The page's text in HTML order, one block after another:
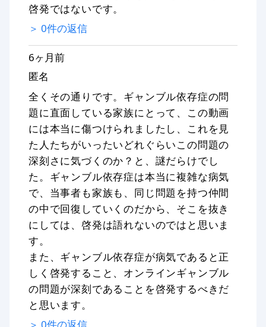
啓発ではないです。
＞ 0件の返信
6ヶ月前
匿名
全くその通りです。ギャンブル依存症の問
題に直面している家族にとって、この動画
には本当に傷つけられましたし、これを見
た人たちがいったいどれぐらいこの問題の
深刻さに気づくのか？と、謎だらけでし
た。ギャンブル依存症は本当に複雑な病気
で、当事者も家族も、同じ問題を持つ仲間
の中で回復していくのだから、そこを抜き
にしては、啓発は語れないのではと思いま
す。
また、ギャンブル依存症が病気であると正
しく啓発すること、オンラインギャンブル
の問題が深刻であることを啓発するべきだ
と思います。
＞ 0件の返信